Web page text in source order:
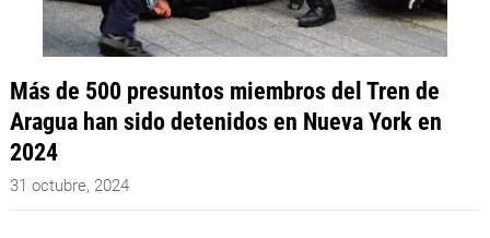
Más de 500 presuntos miembros del Tren de
Aragua han sido detenidos en Nueva York en
2024
31 octubre, 2024